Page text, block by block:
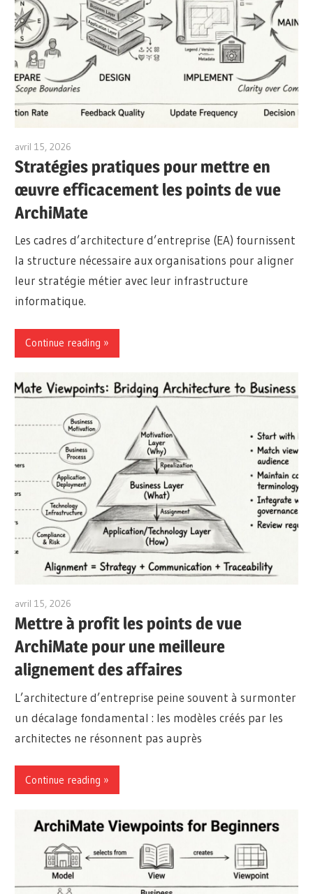
avril 15, 2026
Stratégies pratiques pour mettre en
œuvre efficacement les points de vue
ArchiMate
Les cadres d’architecture d’entreprise (EA) fournissent
la structure nécessaire aux organisations pour aligner
leur stratégie métier avec leur infrastructure
informatique.
Continue reading
avril 15, 2026
Mettre à profit les points de vue
ArchiMate pour une meilleure
alignement des affaires
L’architecture d’entreprise peine souvent à surmonter
un décalage fondamental : les modèles créés par les
architectes ne résonnent pas auprès
Continue reading